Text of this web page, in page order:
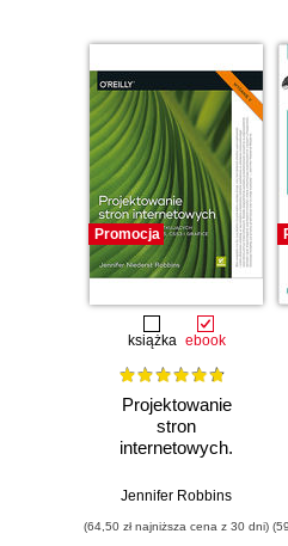
Promocja
książka ebook
Projektowanie
stron
internetowych.
początkujących
HTML5, CSS3 i
Jennifer Robbins
(64,50 zł najniższa cena z 30 dni)